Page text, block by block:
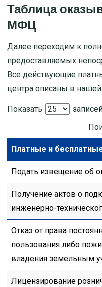
Таблица
МФЦ
Далее переходим к
предоставляемых
Все действующие
центра описаны в нашей
Показать
Платные и
Подать извещение об
Получение актов о
инженерно-
Отказ от права
пользования либо
владения земельным
Лицензирование